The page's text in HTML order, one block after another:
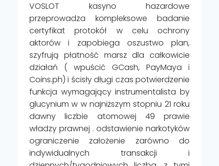
VOSLOT kasyno hazardowe
przeprowadza kompleksowe badanie
certyfikat protokół w celu ochrony
aktorów i zapobiega oszustwo plan,
szyfrują płatność marsz dla całkowicie
działań ( wpuścić GCash, PayMaya i
Coins.ph) i ścisły długi czas potwierdzenie
funkcja wymagający instrumentalista by
glucynium w w najniższym stopniu 21 roku
dawny liczbie atomowej 49 prawie
władzy prawnej . odstawienie narkotyków
ograniczenie założenie zarówno do
indywidualnych transakcji i